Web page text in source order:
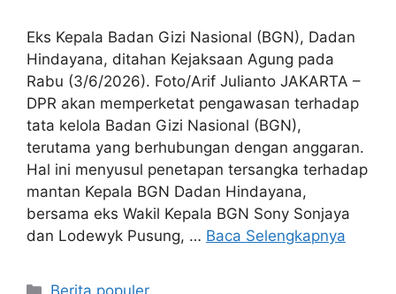
Eks Kepala Badan Gizi Nasional (BGN), Dadan
Hindayana, ditahan Kejaksaan Agung pada
Rabu (3/6/2026). Foto/Arif Julianto JAKARTA –
DPR akan memperketat pengawasan terhadap
tata kelola Badan Gizi Nasional (BGN),
terutama yang berhubungan dengan anggaran.
Hal ini menyusul penetapan tersangka terhadap
mantan Kepala BGN Dadan Hindayana,
bersama eks Wakil Kepala BGN Sony Sonjaya
dan Lodewyk Pusung, … Baca Selengkapnya
Kategori
Berita populer